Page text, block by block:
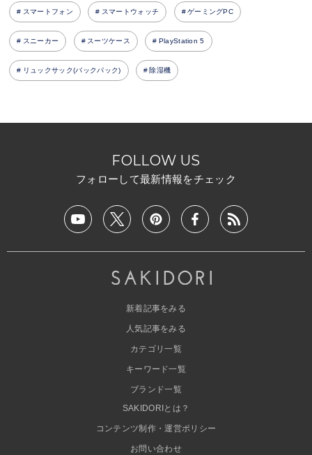
スマートフォン スマートウォッチ ゲーミングPC
スニーカー スーツケース PlayStation 5
リュックサック(バックパック) 除湿機
FOLLOW US
フォローして最新情報をチェック
新着記事をみる
人気記事をみる
カテゴリ一覧
キーワード一覧
ブランド一覧
SAKIDORIとは？
コンテンツ制作・運営ポリシー
お問い合わせ